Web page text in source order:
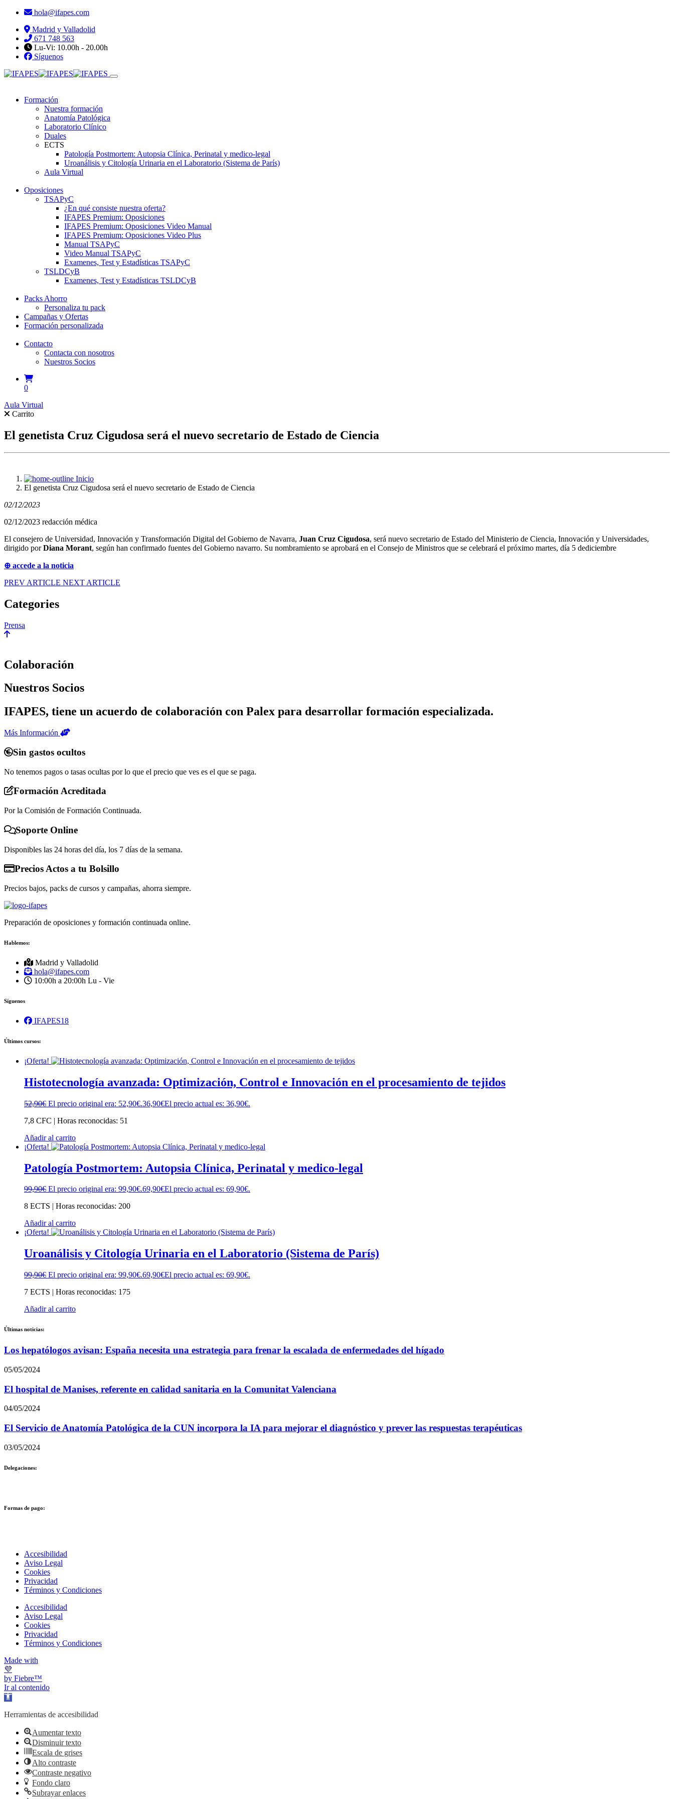
hola@ifapes.com
Madrid y Valladolid
671 748 563
Lu-Vi: 10.00h - 20.00h
Síguenos
Formación
Nuestra formación
Anatomía Patológica
Laboratorio Clínico
Duales
ECTS
Patología Postmortem: Autopsia Clínica, Perinatal y medico-legal
Uroanálisis y Citología Urinaria en el Laboratorio (Sistema de París)
Aula Virtual
Oposiciones
TSAPyC
¿En qué consiste nuestra oferta?
IFAPES Premium: Oposiciones
IFAPES Premium: Oposiciones Video Manual
IFAPES Premium: Oposiciones Video Plus
Manual TSAPyC
Video Manual TSAPyC
Examenes, Test y Estadísticas TSAPyC
TSLDCyB
Examenes, Test y Estadísticas TSLDCyB
Packs Ahorro
Personaliza tu pack
Campañas y Ofertas
Formación personalizada
Contacto
Contacta con nosotros
Nuestros Socios
0
Aula Virtual
Carrito
El genetista Cruz Cigudosa será el nuevo secretario de Estado de Ciencia
Inicio
El genetista Cruz Cigudosa será el nuevo secretario de Estado de Ciencia
02/12/2023
02/12/2023 redacción médica
El consejero de Universidad, Innovación y Transformación Digital del Gobierno de Navarra, Juan Cruz Cigudosa, será nuevo secretario de Estado del Ministerio de Ciencia, Innovación y Universidades,
dirigido porDiana Morant, según han confirmado fuentes del Gobierno navarro. Su nombramiento se aprobará en el Consejo de Ministros que se celebrará el próximo martes, día 5 dediciembre
⊕ accede a la noticia
PREV ARTICLE NEXT ARTICLE
Categories
Prensa
Colaboración
Nuestros Socios
IFAPES, tiene un acuerdo de colaboración con Palex para desarrollar formación especializada.
Más Información
Sin gastos ocultos
No tenemos pagos o tasas ocultas por lo que el precio que ves es el que se paga.
Formación Acreditada
Por la Comisión de Formación Continuada.
Soporte Online
Disponibles las 24 horas del día, los 7 días de la semana.
Precios Actos a tu Bolsillo
Precios bajos, packs de cursos y campañas, ahorra siempre.
Preparación de oposiciones y formación continuada online.
Hablemos:
Madrid y Valladolid
hola@ifapes.com
10:00h a 20:00h Lu - Vie
Síguenos
IFAPES18
Últimos cursos:
¡Oferta!
Histotecnología avanzada: Optimización, Control e Innovación en el procesamiento de tejidos
52,90€ El precio original era: 52,90€.36,90€El precio actual es: 36,90€.
7,8 CFC | Horas reconocidas: 51
Añadir al carrito
¡Oferta!
Patología Postmortem: Autopsia Clínica, Perinatal y medico-legal
99,90€ El precio original era: 99,90€.69,90€El precio actual es: 69,90€.
8 ECTS | Horas reconocidas: 200
Añadir al carrito
¡Oferta!
Uroanálisis y Citología Urinaria en el Laboratorio (Sistema de París)
99,90€ El precio original era: 99,90€.69,90€El precio actual es: 69,90€.
7 ECTS | Horas reconocidas: 175
Añadir al carrito
Últimas noticias:
Los hepatólogos avisan: España necesita una estrategia para frenar la escalada de enfermedades del hígado
05/05/2024
El hospital de Manises, referente en calidad sanitaria en la Comunitat Valenciana
04/05/2024
El Servicio de Anatomía Patológica de la CUN incorpora la IA para mejorar el diagnóstico y prever las respuestas terapéuticas
03/05/2024
Delegaciones:
Formas de pago:
Accesibilidad
Aviso Legal
Cookies
Privacidad
Términos y Condiciones
Accesibilidad
Aviso Legal
Cookies
Privacidad
Términos y Condiciones
Made with
💜
by Fiebre™
Ir al contenido
Abrir barra de herramientas
Herramientas de accesibilidad
Aumentar texto
Disminuir texto
Escala de grises
Alto contraste
Contraste negativo
Fondo claro
Subrayar enlaces